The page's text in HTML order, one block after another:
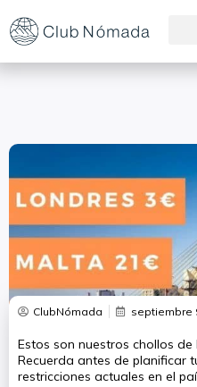
ClubNómada septiembre
Estos son nuestros chollos de
Recuerda antes de planificar
restricciones actuales en el